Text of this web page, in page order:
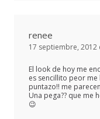
renee
17 septiembre, 2012
El look de hoy me
es sencillito peor me
puntazo!! me
Una pega?? que me
😉